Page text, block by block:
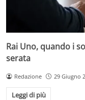
Rai Uno, quando i
serata
Redazione 29 Giugno
Leggi di più